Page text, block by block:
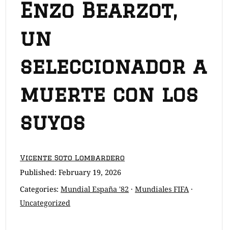
Enzo Bearzot,
un
seleccionador a
muerte con los
suyos
Vicente Soto Lombardero
Published:February 19, 2026
Categories:Mundial España '82 ·Mundiales FIFA ·
Uncategorized